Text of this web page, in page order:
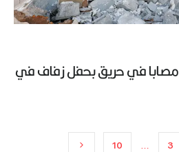
أكثر من 100 قتيل و150 مصابا في حريق بحفل زفاف في
3
…
10